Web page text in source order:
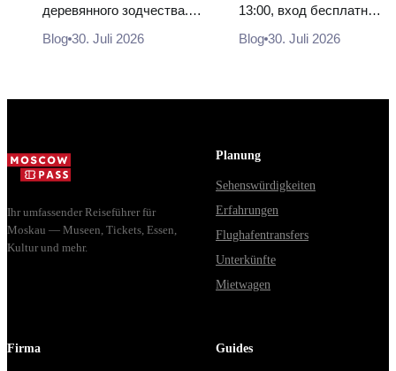
anreist
деревянного зодчества.
доехать из Москвы через
Blog 30. Juli 2026
mit dem Kreml
13:00, вход бесплатный.
расходятся в днях, чем
Blog 30. Juli 2026
Ihr umfassender Reiseführer für
Moskau — Museen, Tickets, Essen,
Kultur und mehr.
Planung
Sehenswürdigkeiten
Erfahrungen
Flughafentransfers
Unterkünfte
Mietwagen
Firma Guides